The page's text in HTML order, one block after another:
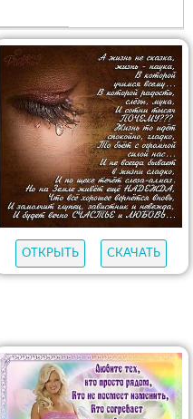
ОТКРЫТЬ СКАЧАТЬ